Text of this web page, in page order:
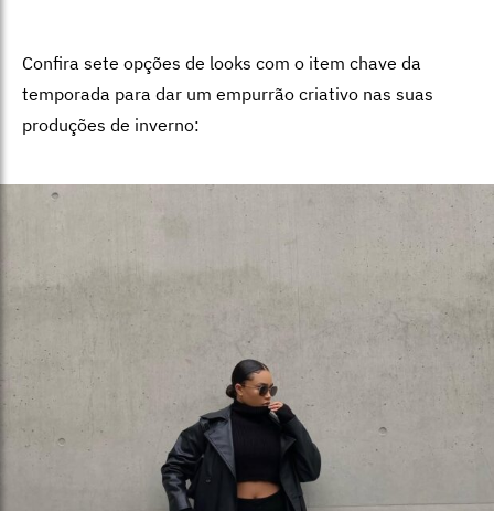
Confira sete opções de looks com o item chave da
temporada para dar um empurrão criativo nas suas
produções de inverno: